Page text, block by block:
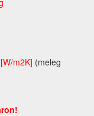
m2K] (meleg